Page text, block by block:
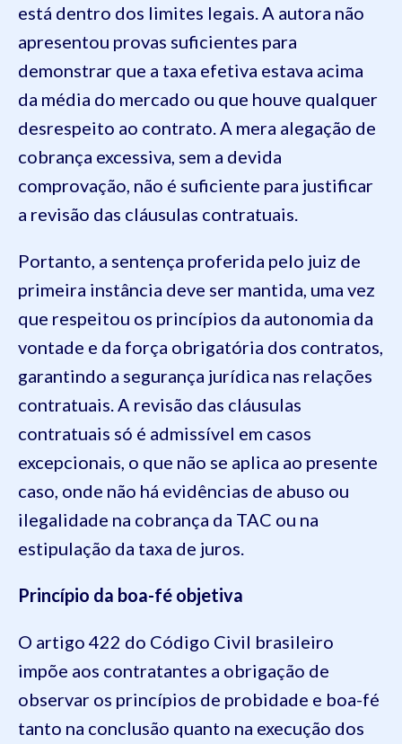
está dentro dos limites legais. A autora não
apresentou provas suficientes para
demonstrar que a taxa efetiva estava acima
da média do mercado ou que houve qualquer
desrespeito ao contrato. A mera alegação de
cobrança excessiva, sem a devida
comprovação, não é suficiente para justificar
a revisão das cláusulas contratuais.
Portanto, a sentença proferida pelo juiz de
primeira instância deve ser mantida, uma vez
que respeitou os princípios da autonomia da
vontade e da força obrigatória dos contratos,
garantindo a segurança jurídica nas relações
contratuais. A revisão das cláusulas
contratuais só é admissível em casos
excepcionais, o que não se aplica ao presente
caso, onde não há evidências de abuso ou
ilegalidade na cobrança da TAC ou na
estipulação da taxa de juros.
Princípio da boa-fé objetiva
O artigo 422 do Código Civil brasileiro
impõe aos contratantes a obrigação de
observar os princípios de probidade e boa-fé
tanto na conclusão quanto na execução dos